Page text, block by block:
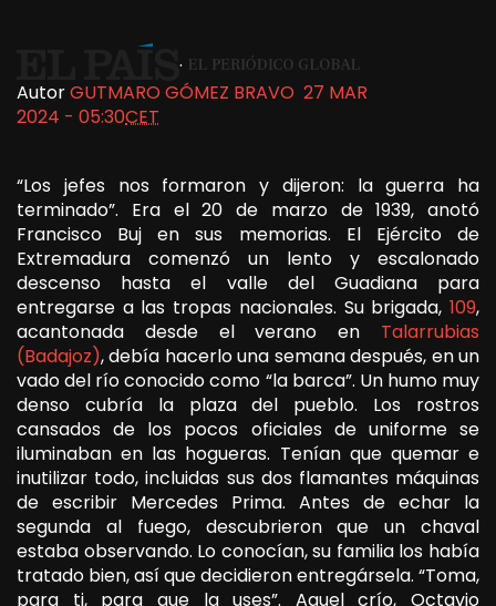
.
AutorGUTMARO GÓMEZ BRAVO 27 MAR
2024 - 05:30CET
“Los jefes nos formaron y dijeron: la guerra ha
terminado”. Era el 20 de marzo de 1939, anotó
Francisco Buj en sus memorias. El Ejército de
Extremadura comenzó un lento y escalonado
descenso hasta el valle del Guadiana para
entregarse a las tropas nacionales. Su brigada, 109,
acantonada desde el verano en Talarrubias
(Badajoz), debía hacerlo una semana después, en un
vado del río conocido como “la barca”. Un humo muy
denso cubría la plaza del pueblo. Los rostros
cansados de los pocos oficiales de uniforme se
iluminaban en las hogueras. Tenían que quemar e
inutilizar todo, incluidas sus dos flamantes máquinas
de escribir Mercedes Prima. Antes de echar la
segunda al fuego, descubrieron que un chaval
estaba observando. Lo conocían, su familia los había
tratado bien, así que decidieron entregársela. “Toma,
para ti, para que la uses”. Aquel crío, Octavio